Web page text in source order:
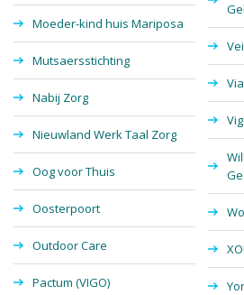
Moeder-kind huis Mariposa
Mutsaersstichting
Nabij Zorg
Nieuwland Werk Taal Zorg
Oog voor Thuis
Oosterpoort
Outdoor Care
Pactum (VIGO)